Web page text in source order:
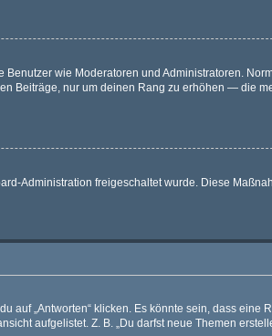
wie Moderatoren und Administratoren.
Beiträge, nur um deinen Rang zu erhöhen — die
Administration freigeschaltet wurde. Diese
auf „Antworten“ klicken. Es könnte sein, dass eine
aufgelistet. Z. B. „Du darfst neue Themen